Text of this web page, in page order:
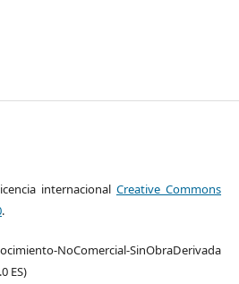
internacional Creative Commons
.
NoComercial-SinObraDerivada
ES)